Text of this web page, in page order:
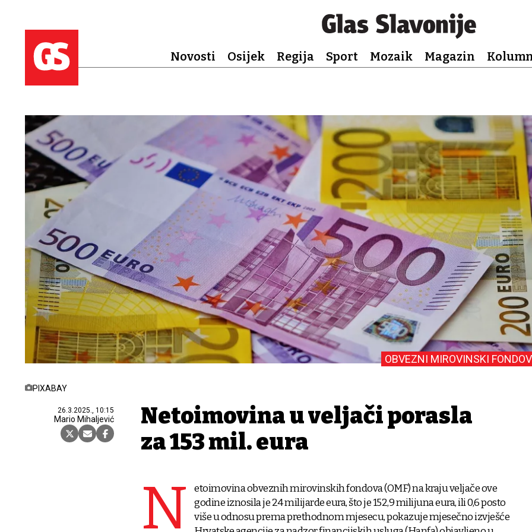
Novosti Osijek Regija Sport Mozaik Magazin
PIXABAY
26.3.2025., 10:15
Mario Mihaljević
OBVEZNI MIROVINSKI
Netoimovina u veljači porasla
za 153 mil. eura
N
etoimovina obveznih mirovinskih fondova (OMF) na kraju veljače ove
godine iznosila je 24 milijarde eura, što je 152,9 milijuna eura, ili 0,6 posto
više u odnosu prema prethodnom mjesecu, pokazuje mjesečno izvješće